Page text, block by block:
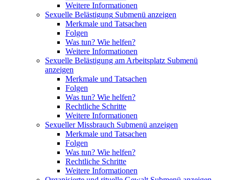
Weitere Informationen
Sexuelle Belästigung Submenü anzeigen
Merkmale und Tatsachen
Folgen
Was tun? Wie helfen?
Weitere Informationen
Sexuelle Belästigung am Arbeitsplatz Submenü
anzeigen
Merkmale und Tatsachen
Folgen
Was tun? Wie helfen?
Rechtliche Schritte
Weitere Informationen
Sexueller Missbrauch Submenü anzeigen
Merkmale und Tatsachen
Folgen
Was tun? Wie helfen?
Rechtliche Schritte
Weitere Informationen